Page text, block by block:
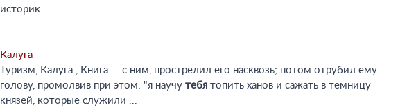
историк ...
Калуга
Туризм, Калуга , Книга ... с ним, прострелил его насквозь; потом отрубил ему
голову, промолвив при этом: "я научу тебя топить ханов и сажать в темницу
князей, которые служили ...